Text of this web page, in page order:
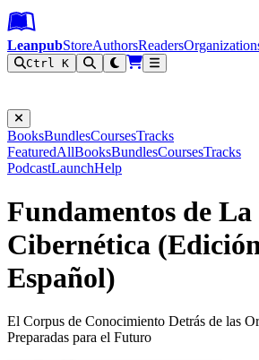
Leanpub Header
Leanpub Navigation
Skip to main content
Go to Leanpub.com
LeanpubStoreAuthorsReaders
Ctrl K
BooksBundlesCoursesTracks
FeaturedAllBooksBundlesCoursesTracks
PodcastLaunchHelp
Fundamentos de La
Cibernética
Español)
El Corpus de Conocimiento Detrás de las
Preparadas para el Futuro